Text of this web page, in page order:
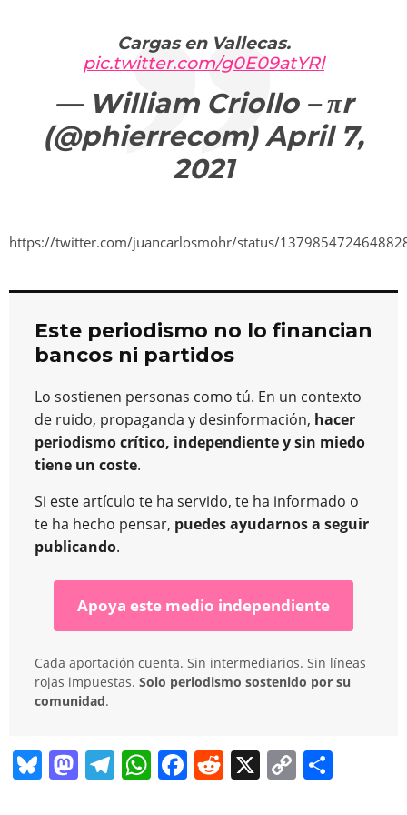
Cargas en Vallecas.
pic.twitter.com/g0E09atYRl
— William Criollo – πr
(@phierrecom)April 7,
2021
https://twitter.com/juancarlosmohr/status/
Este periodismo no lo financian
bancos ni partidos
Lo sostienen personas como tú. En un contexto
de ruido, propaganda y desinformación, hacer
periodismo crítico, independiente y sin miedo
tiene un coste.
Si este artículo te ha servido, te ha informado o
te ha hecho pensar, puedes ayudarnos a seguir
publicando.
Apoya este medio independiente
Cada aportación cuenta. Sin intermediarios. Sin líneas
rojas impuestas. Solo periodismo sostenido por su
comunidad.
Bl M T
W F
R
X
C